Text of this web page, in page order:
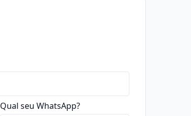
Qual seu WhatsApp?